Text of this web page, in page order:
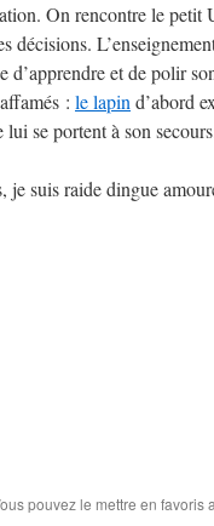
On rencontre le petit
décisions.
d’apprendre et de polir
: le lapin d’abord
se portent à son
je suis raide dingue
pouvez le mettre en favoris